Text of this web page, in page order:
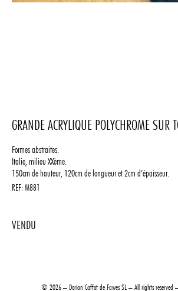
GRANDE ACRYLIQUE POLYCHROME SUR
Formes abstraites.
Italie, milieu XXème.
150cm de hauteur, 120cm de longueur et 2cm d’épaisseur.
REF: M881
© 2026 – Dorian Caffot de Fawes SL – All rights reserved